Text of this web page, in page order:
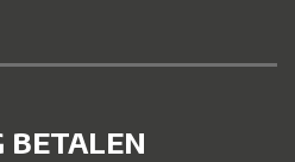
BETALEN